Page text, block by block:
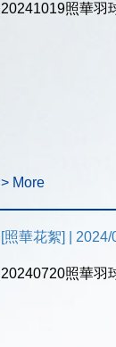
20241019照華羽
> More
[照華花絮] | 2024/
20240720照華羽